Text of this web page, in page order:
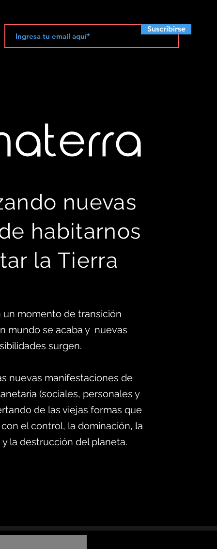
Suscribirse
nuevas
e habitarnos
la Tierra
un momento de transición
mundo se acaba y nuevas
surgen.
nuevas manifestaciones de
(sociales, personales y
de las viejas formas que
el control, la dominación, la
la destrucción del planeta.